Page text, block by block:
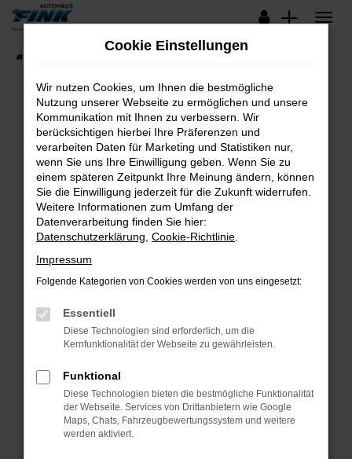
Zum
springen
Lagerfahrzeuge
Fehler: Network Error
Beim Laden ist ein Fehler aufgetreten.
Hier sind ein paar Tipps, die dir helfen können:
Überprüfe deine Firewall und deine
Internetverbindung.
Laden andere Webseiten, zum Beispiel deine
Suchmaschine?
Prüfe deine Browsererweiterungen.
können das Laden bestimmter Seiten
verhindern. Funktioniert die Seite in einem
anderen Browser oder in einem privaten
Starte dein Gerät neu.
Das kann manchmal helfen, vorübergehende
Probleme zu beheben.
Cookie Einstellungen
Wir nutzen Cookies, um Ihnen die bestmögliche
Nutzung unserer Webseite zu ermöglichen und unsere
Kommunikation mit Ihnen zu verbessern. Wir
berücksichtigen hierbei Ihre Präferenzen und
verarbeiten Daten für Marketing und Statistiken nur,
wenn Sie uns Ihre Einwilligung geben. Wenn Sie zu
einem späteren Zeitpunkt Ihre Meinung ändern, können
Sie die Einwilligung jederzeit für die Zukunft widerrufen.
Weitere Informationen zum Umfang der
Datenverarbeitung finden Sie hier:
Datenschutzerklärung Cookie-Richtlinie
Impressum
Folgende Kategorien von Cookies werden von uns eingesetzt:
Essentiell
Diese Technologien sind erforderlich, um die
Kernfunktionalität der Webseite zu gewährleisten.
Funktional
Diese Technologien bieten die bestmögliche Funktionalität
der Webseite. Services von Drittanbietern wie Google
Maps, Chats, Fahrzeugbewertungssystem und weitere
werden aktiviert.